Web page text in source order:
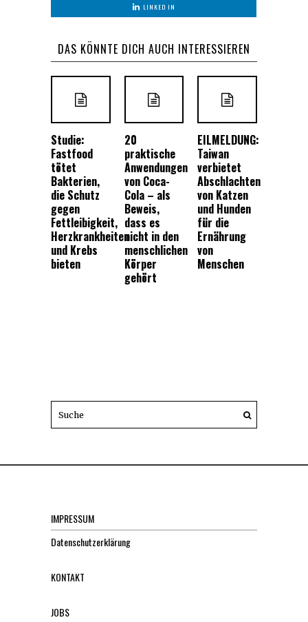
LINKED IN
DAS KÖNNTE DICH AUCH INTERESSIEREN
Studie:
Fastfood
tötet
Bakterien,
die Schutz
gegen
Fettleibigkeit,
Herzkrankheiten
und Krebs
bieten
20
praktische
Anwendungen
von Coca-
Cola – als
Beweis,
dass es
nicht in den
menschlichen
Körper
gehört
EILMELDUNG:
Taiwan
verbietet
Abschlachten
von Katzen
und Hunden
für die
Ernährung
von
Menschen
IMPRESSUM
Datenschutzerklärung
KONTAKT
JOBS